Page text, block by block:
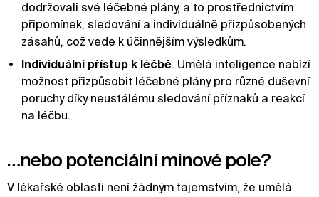
dodržovali své léčebné plány, a to prostřednictvím
připomínek, sledování a individuálně přizpůsobených
zásahů, což vede k účinnějším výsledkům.
Individuální přístup k léčbě. Umělá inteligence nabízí
možnost přizpůsobit léčebné plány pro různé duševní
poruchy díky neustálému sledování příznaků a reakcí
na léčbu.
…nebo potenciální minové pole?
V lékařské oblasti není žádným tajemstvím, že umělá